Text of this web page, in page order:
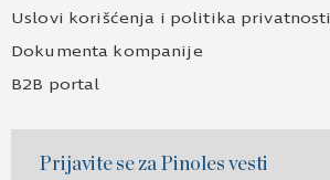
Uslovi korišćenja i politika privatnosti
Dokumenta kompanije
B2B portal
Prijavite se za Pinoles vesti